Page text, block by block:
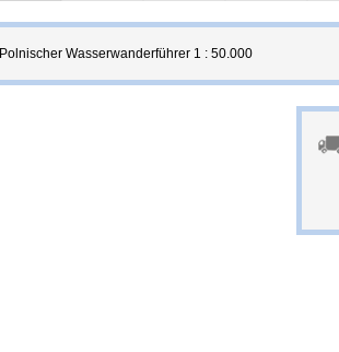
Polnischer Wasserwanderführer 1 : 50.000